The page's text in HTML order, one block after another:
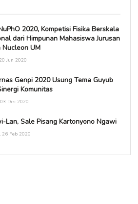
2020, Kompetisi Fisika Berskala
dari Himpunan Mahasiswa Jurusan
Nucleon UM
Jun 2020
Genpi 2020 Usung Tema Guyub
Komunitas
Dec 2020
Lan, Sale Pisang Kartonyono Ngawi
26 Feb 2020